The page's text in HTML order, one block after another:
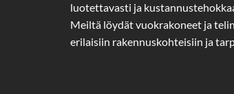
luotettavasti ja
Meiltä löydät vuokrakoneet ja
erilaisiin rakennuskohteisiin ja